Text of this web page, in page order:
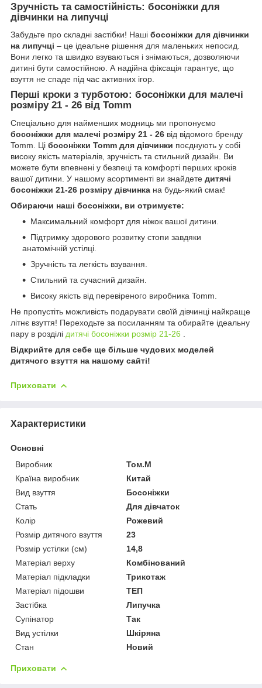
Зручність та самостійність: босоніжки для
дівчинки на липучці
Забудьте про складні застібки! Наші босоніжки для дівчинки
на липучці – це ідеальне рішення для маленьких непосид.
Вони легко та швидко взуваються і знімаються, дозволяючи
дитині бути самостійною. А надійна фіксація гарантує, що
взуття не спаде під час активних ігор.
Перші кроки з турботою: босоніжки для малечі
розміру 21 - 26 від Tomm
Спеціально для найменших модниць ми пропонуємо
босоніжки для малечі розміру 21 - 26 від відомого бренду
Tomm. Ці босоніжки Tomm для дівчинки поєднують у собі
високу якість матеріалів, зручність та стильний дизайн. Ви
можете бути впевнені у безпеці та комфорті перших кроків
вашої дитини. У нашому асортименті ви знайдете дитячі
босоніжки 21-26 розміру дівчинка на будь-який смак!
Обираючи наші босоніжки, ви отримуєте:
Максимальний комфорт для ніжок вашої дитини.
Підтримку здорового розвитку стопи завдяки
анатомічній устілці.
Зручність та легкість взування.
Стильний та сучасний дизайн.
Високу якість від перевіреного виробника Tomm.
Не пропустіть можливість подарувати своїй дівчинці найкраще
літнє взуття! Переходьте за посиланням та обирайте ідеальну
пару в розділі дитячі босоніжки розмір 21-26
Відкрийте для себе ще більше чудових моделей
дитячого взуття на нашому сайті!
Приховати
Характеристики
Основні
Виробник
Том.М
Країна виробник
Китай
Вид взуття
Босоніжки
Стать
Для дівчаток
Колір
Рожевий
Розмір дитячого взуття
23
Розмір устілки (см)
14,8
Матеріал верху
Комбінований
Матеріал підкладки
Трикотаж
Матеріал підошви
ТЕП
Застібка
Липучка
Супінатор
Так
Вид устілки
Шкіряна
Стан
Новий
Приховати